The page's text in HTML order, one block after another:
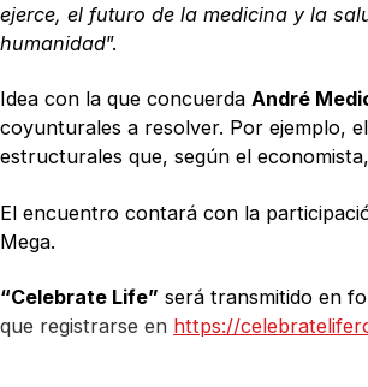
ejerce, el futuro de la medicina y la
humanidad”.
Idea con la que concuerda André
coyunturales a resolver. Por ejemplo,
estructurales que, según el
El encuentro contará con la
Mega.
“Celebrate Life” será transmitido en
que registrarse en https://